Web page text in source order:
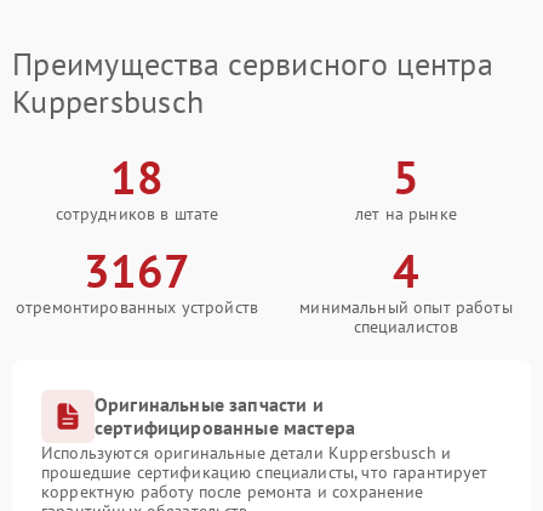
Преимущества сервисного центра
Kuppersbusch
18
сотрудников в штате
5
лет на рынке
3167
отремонтированных устройств
4
минимальный опыт работы
специалистов
Оригинальные запчасти и
сертифицированные мастера
Используются оригинальные детали Kuppersbusch и
прошедшие сертификацию специалисты, что гарантирует
корректную работу после ремонта и сохранение